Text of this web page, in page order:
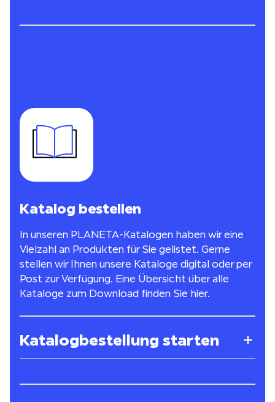
Katalog bestellen
In unseren PLANETA-Katalogen haben wir eine
Vielzahl an Produkten für Sie gelistet. Gerne
stellen wir Ihnen unsere Kataloge digital oder per
Post zur Verfügung. Eine Übersicht über alle
Kataloge zum Download finden Sie hier.
Katalogbestellung starten